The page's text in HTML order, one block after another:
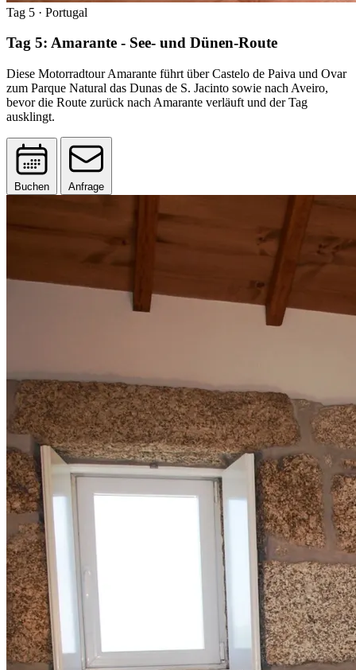
Tag 5 · Portugal
Tag 5: Amarante - See- und Dünen-Route
Diese Motorradtour Amarante führt über Castelo de Paiva und Ovar
zum Parque Natural das Dunas de S. Jacinto sowie nach Aveiro,
bevor die Route zurück nach Amarante verläuft und der Tag
ausklingt.
Buchen Anfrage